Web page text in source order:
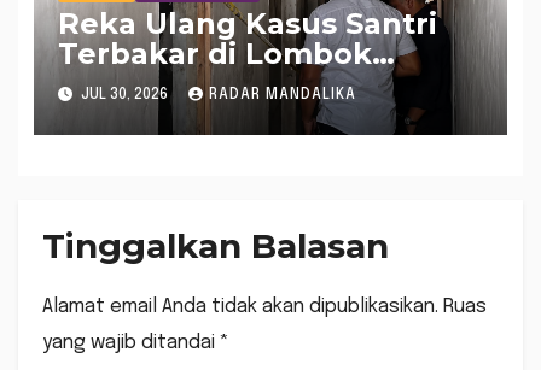
Reka Ulang Kasus Santri
Terbakar di Lombok
Tengah, Ada 50 Lebih
JUL 30, 2026 RADAR MANDALIKA
Tinggalkan Balasan
Alamat email Anda tidak akan dipublikasikan. Ruas
yang wajib ditandai *